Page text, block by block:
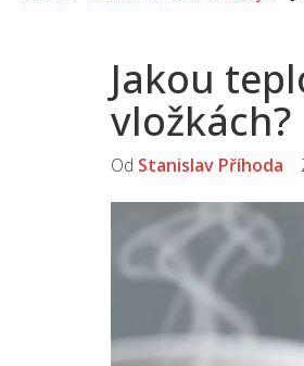
Jakou
vložkách?
Od Stanislav Příhoda